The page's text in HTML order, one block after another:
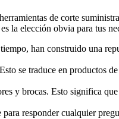
de corte
es la elección obvia para tus
han construido una
se traduce en productos
y brocas. Esto significa
responder cualquier